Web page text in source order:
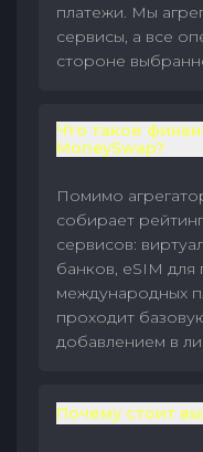
платежи. Мы
сервисы, а все
стороне
Что такое
MoneySwap?
Помимо
собирает
сервисов:
банков, eSIM для
международных
проходит
добавлением в
Почему стоит